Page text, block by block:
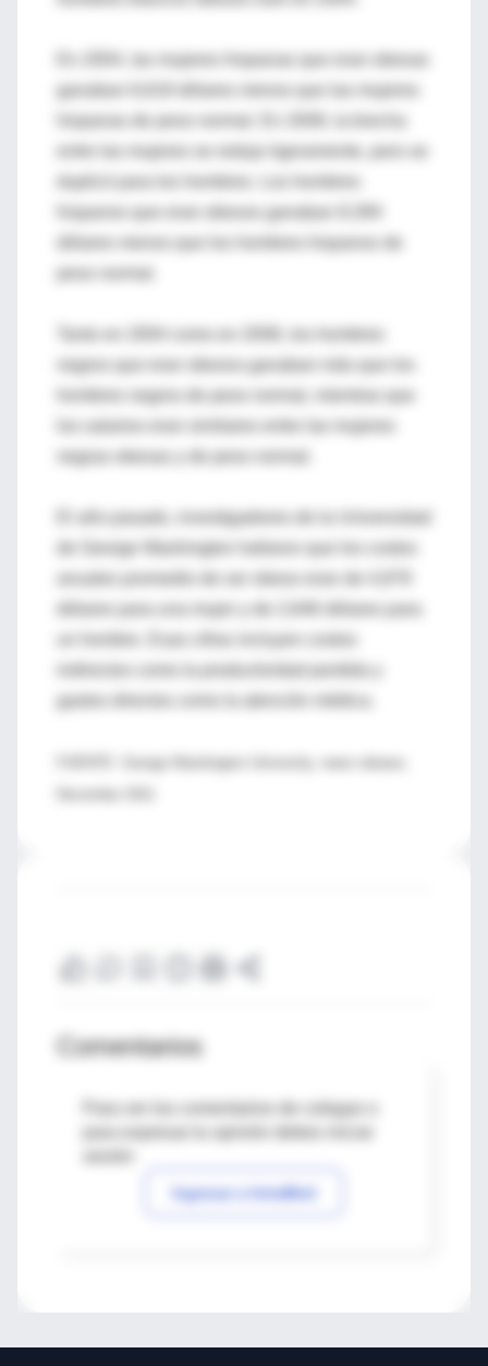
En 2004, las mujeres hispanas que eran obesas
ganaban 6,618 dólares menos que las mujeres
hispanas de peso normal. En 2008, la brecha
entre las mujeres se redujo ligeramente, pero se
hispanos que eran obesos ganaban 8,394
dólares menos que los hombres hispanos de
negros que eran obesos ganaban más que los
hombres negros de peso normal, mientras que
negras obesas y de peso normal.
El año pasado, investigadores de la Universidad
de George Washington hallaron que los costos
gastos directos como la atención médica.
Comentarios
Para ver los comentarios de colegas o
Ingresar a IntraMed